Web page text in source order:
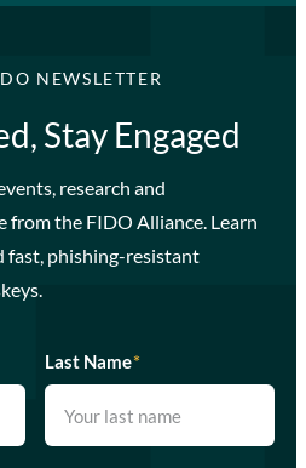
NEWSLETTER
Stay Engaged
research and
from the FIDO Alliance. Learn
phishing-resistant
Last Name*